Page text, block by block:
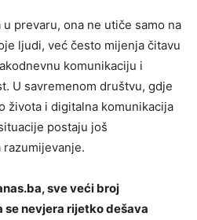
prevaru, ona ne utiče samo na
ljudi, već često mijenja čitavu
komunikaciju i
U savremenom društvu, gdje
života i digitalna komunikacija
postaju još
sve veći broj
nevjera rijetko dešava